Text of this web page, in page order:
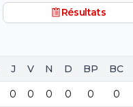
Résultats
J V N D BP BC
0 0 0 0 0 0